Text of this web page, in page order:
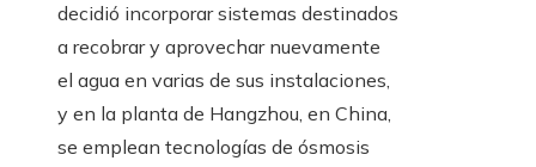
decidió incorporar sistemas destinados
a recobrar y aprovechar nuevamente
el agua en varias de sus instalaciones,
y en la planta de Hangzhou, en China,
se emplean tecnologías de ósmosis